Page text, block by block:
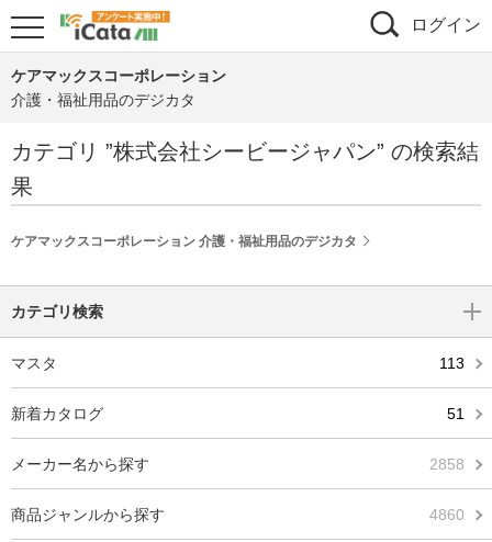
ログイン
ケアマックスコーポレーション
介護・福祉用品のデジカタ
カテゴリ ”株式会社シービージャパン” の検索結
果
ケアマックスコーポレーション 介護・福祉用品のデジカタ
カテゴリ検索
マスタ 113
新着カタログ 51
メーカー名から探す 2858
商品ジャンルから探す 4860